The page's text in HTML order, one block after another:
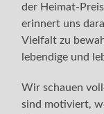
der Heimat-
erinnert uns
Vielfalt zu
lebendige und
Wir schauen
sind motiviert,